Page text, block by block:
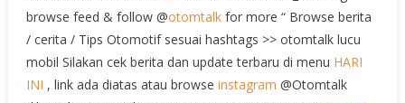
browse feed & follow @otomtalkfor more “ Browse berita
/ cerita / Tips Otomotif sesuai hashtags >> otomtalk lucu
mobil Silakan cek berita dan update terbaru di menu HARI
INI , link ada diatas atau browse instagram @Otomtalk